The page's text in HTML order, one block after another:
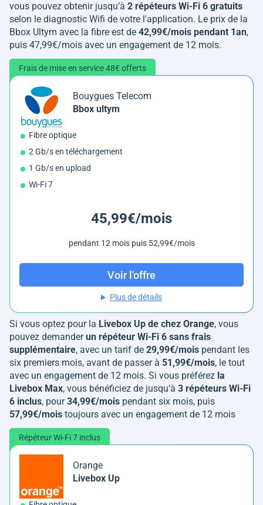
vous pouvez obtenir jusqu’à 2 répéteurs Wi-Fi 6 gratuits
selon le diagnostic Wifi de votre l'application. Le prix de la
Bbox Ultym avec la fibre est de 42,99€/mois pendant 1an,
puis 47,99€/mois avec un engagement de 12 mois​.
Frais de mise en service 48€ offerts
Bouygues Telecom
Bbox ultym
Fibre optique
2 Gb/s en téléchargement
1 Gb/s en upload
Wi-Fi 7
45,99€/mois
pendant 12 mois puis 52,99€/mois
Voir l'offre
Plus de détails
Si vous optez pour la Livebox Up de chez Orange, vous
pouvez demanderun répéteur Wi-Fi 6 sans frais
supplémentaire, avec un tarif de 29,99€/mois pendant les
six premiers mois, avant de passer à 51,99€/mois, le tout
avec un engagement de 12 mois. Si vous préférez la
Livebox Max, vous bénéficiez de jusqu’à 3 répéteurs Wi-Fi
6 inclus, pour34,99€/mois pendant six mois, puis
57,99€/mois toujours avec un engagement de 12 mois​
Répéteur Wi-Fi 7 inclus
Orange
Livebox Up